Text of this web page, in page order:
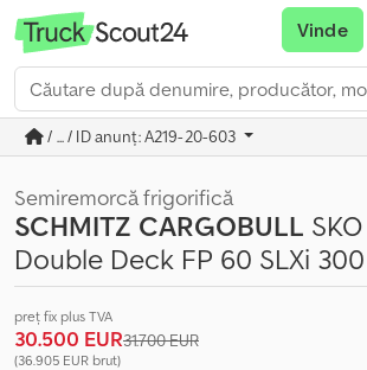
Vinde
/ ... / ID anunț: A219-20-603
Semiremorcă frigorifică
SCHMITZ CARGOBULL SKO
Double Deck FP 60 SLXi 300
preț fix plus TVA
30.500 EUR31.700 EUR
(36.905 EUR brut)